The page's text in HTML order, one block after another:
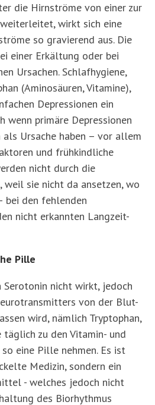
die Hirnströme von einer zur
wirkt sich eine
so gravierend aus. Die
einer Erkältung oder bei
Ursachen. Schlafhygiene,
(Aminosäuren, Vitamine),
Depressionen ein
primäre Depressionen
Ursache haben – vor allem
und frühkindliche
nicht durch die
sie nicht da ansetzen, wo
bei den fehlenden
nicht erkannten Langzeit-
Pille
Serotonin nicht wirkt, jedoch
von der Blut-
wird, nämlich Tryptophan,
zu den Vitamin- und
eine Pille nehmen. Es ist
Medizin, sondern ein
- welches jedoch nicht
des Biorhythmus